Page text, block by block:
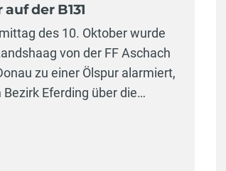
der B131
des 10. Oktober wurde
von der FF Aschach
zu einer Ölspur alarmiert,
Bezirk Eferding über die…